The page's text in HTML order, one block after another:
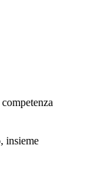
insieme